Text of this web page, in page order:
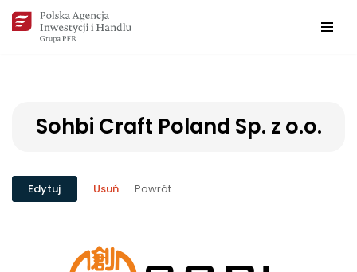
Przejdź
Sohbi Craft Poland Sp. z o.o.
Edytuj Usuń Powrót